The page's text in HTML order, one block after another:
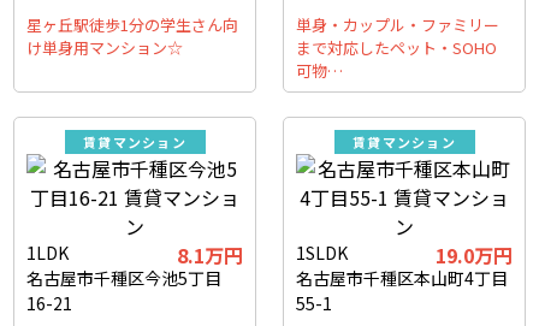
星ヶ丘駅徒歩1分の学生さん向
け単身用マンション☆
単身・カップル・ファミリー
まで対応したペット・SOHO
可物…
賃貸マンション
1LDK 8.1万円
名古屋市千種区今池5丁目
16-21
賃貸マンション
1SLDK 19.0万円
名古屋市千種区本山町4丁目
55-1